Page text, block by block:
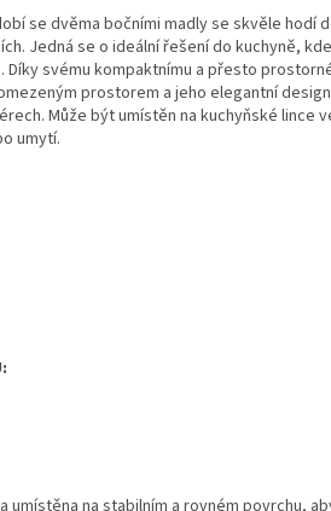
se dvěma bočními madly se skvěle hodí
Jedná se o ideální řešení do kuchyně,
Díky svému kompaktnímu a přesto
prostorem a jeho elegantní
Může být umístěn na kuchyňské lince
umytí.
umístěna na stabilním a rovném povrchu,